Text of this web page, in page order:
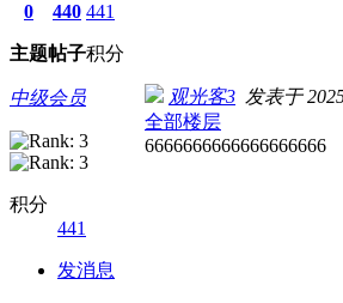
0
主题
440
帖子
441
积分
中级会员
积分
441
发消息
观光客3 发表于
全部楼层
6666666666666666666